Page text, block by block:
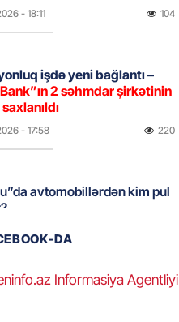
- 18:11 104
işdə yeni bağlantı –
2 səhmdar şirkətinin
- 17:58 220
avtomobillərdən kim pul
çıxan məktəbdə nələr
DA
Informasiya Agentliyi